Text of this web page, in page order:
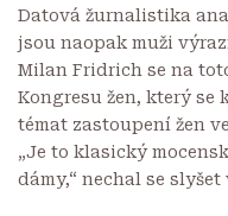
Datová žurnalistika
jsou naopak muži
Milan Fridrich se na
Kongresu žen, který se
témat zastoupení žen
„Je to klasický
dámy,“ nechal se